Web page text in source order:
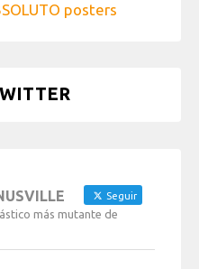
posters
Seguir
más mutante de